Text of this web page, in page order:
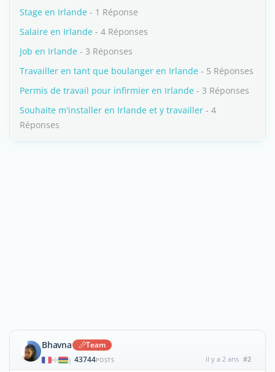
Stage en Irlande - 1 Réponse
Salaire en Irlande - 4 Réponses
Job en Irlande - 3 Réponses
Travailler en tant que boulanger en Irlande - 5 Réponses
Permis de travail pour infirmier en Irlande - 3 Réponses
Souhaite m'installer en Irlande et y travailler - 4
Réponses
Bhavna Team
| 43744POSTS il y a 2 ans #2